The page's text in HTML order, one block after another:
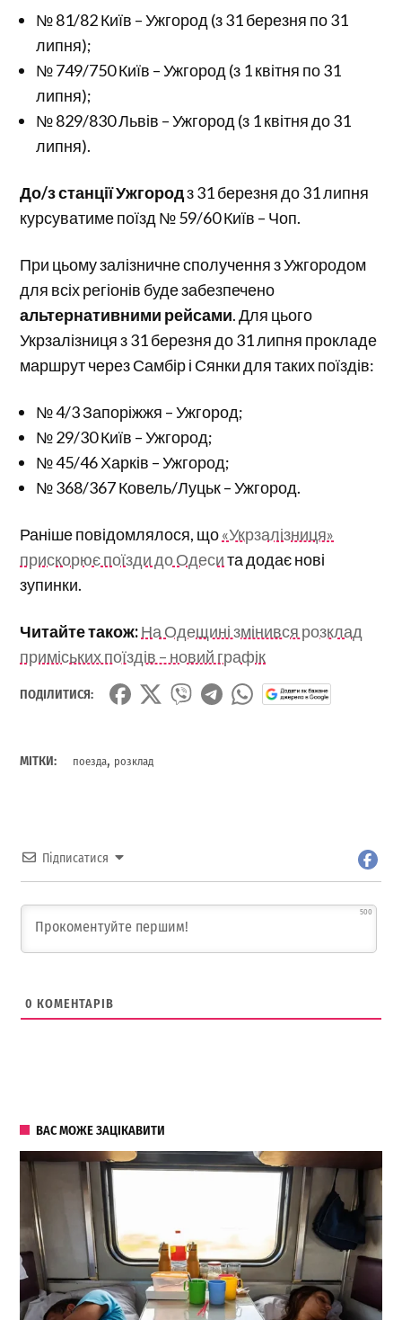
№ 81/82 Київ – Ужгород (з 31 березня по 31
липня);
№ 749/750 Київ – Ужгород (з 1 квітня по 31
липня);
№ 829/830 Львів – Ужгород (з 1 квітня до 31
липня).
До/з станції Ужгородз 31 березня до 31 липня
курсуватиме поїзд № 59/60 Київ – Чоп.
При цьому залізничне сполучення з Ужгородом
для всіх регіонів буде забезпечено
альтернативними рейсами. Для цього
Укрзалізниця з 31 березня до 31 липня прокладе
маршрут через Самбір і Сянки для таких поїздів:
№ 4/3 Запоріжжя – Ужгород;
№ 29/30 Київ – Ужгород;
№ 45/46 Харків – Ужгород;
№ 368/367 Ковель/Луцьк – Ужгород.
Раніше повідомлялося, що«Укрзалізниця»
прискорює поїзди до Одесита додає нові
зупинки.
Читайте також:На Одещині змінився розклад
приміських поїздів – новий графік
ПОДІЛИТИСЯ:
МІТКИ: поезда, розклад
Підписатися
500
0 КОМЕНТАРІВ
ВАС МОЖЕ ЗАЦІКАВИТИ